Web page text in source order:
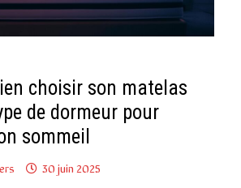
choisir son matelas
de dormeur pour
sommeil
30 juin 2025